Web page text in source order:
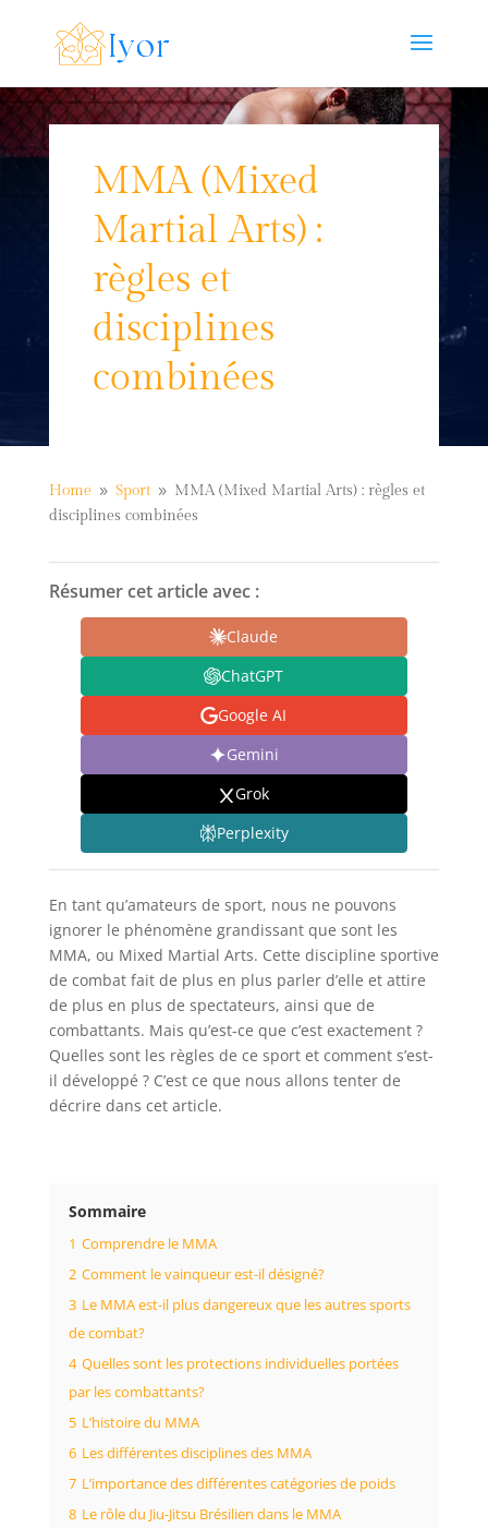
MMA (Mixed
Martial Arts) :
règles et
disciplines
combinées
Home 9 Sport 9 MMA (Mixed Martial Arts) : règles et
disciplines combinées
Résumer cet article avec :
Claude
ChatGPT
Google AI
Gemini
Grok
Perplexity
En tant qu’amateurs de sport, nous ne pouvons
ignorer le phénomène grandissant que sont les
MMA, ou Mixed Martial Arts. Cette discipline sportive
de combat fait de plus en plus parler d’elle et attire
de plus en plus de spectateurs, ainsi que de
combattants. Mais qu’est-ce que c’est exactement ?
Quelles sont les règles de ce sport et comment s’est-
il développé ? C’est ce que nous allons tenter de
décrire dans cet article.
Sommaire
1 Comprendre le MMA
2 Comment le vainqueur est-il désigné?
3 Le MMA est-il plus dangereux que les autres sports
de combat?
4 Quelles sont les protections individuelles portées
par les combattants?
5 L’histoire du MMA
6 Les différentes disciplines des MMA
7 L’importance des différentes catégories de poids
8 Le rôle du Jiu-Jitsu Brésilien dans le MMA